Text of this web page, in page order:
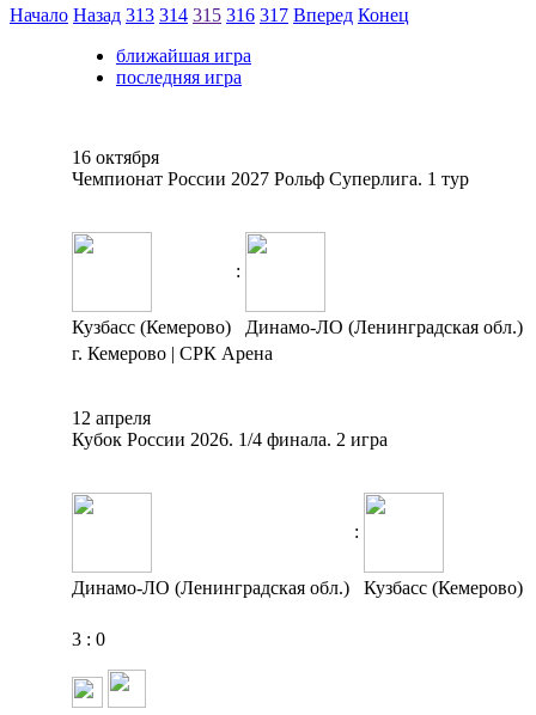
Начало Назад 313 314 315 316 317 Вперед Конец
ближайшая игра
последняя игра
16 октября
Чемпионат России 2027 Рольф Суперлига. 1 тур
:
Кузбасс (Кемерово)
Динамо-ЛО (Ленинградская обл.)
г. Кемерово | СРК Арена
12 апреля
Кубок России 2026. 1/4 финала. 2 игра
:
Динамо-ЛО (Ленинградская обл.) Кузбасс (Кемерово)
3 : 0